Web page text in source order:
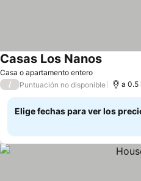
Casa o apartamento entero
Casas Los Nanos
/ Puntuación no disponible a 0.5
Elige fechas para ver los